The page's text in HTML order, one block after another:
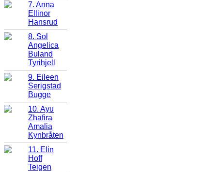
7. Anna
Ellinor
Hansrud
8. Sol
Angelica
Buland
Tyrihjell
9. Eileen
Serigstad
Bugge
10. Ayu
Zhafira
Amalia
Kynbråten
11. Elin
Hoff
Teigen